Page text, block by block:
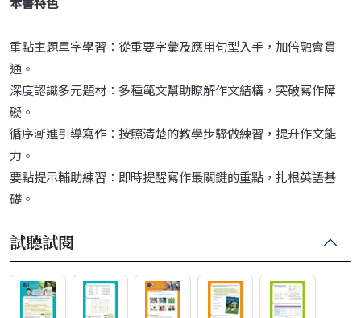
重點主題單字學習：從重要字彙及應用句型入手，加倍融會貫
通。
深度認識多元題材：多種範文幫助瞭解作文結構，突破寫作障
礙。
循序漸進引導寫作：按照清楚的教學步驟做練習，提升作文能
力。
要點提示輔助練習：即時提醒寫作最關鍵的重點，扎根英語基
礎。
試聽試閱